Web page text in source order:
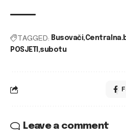
TAGGED: Busovači
POSJETI
subotu
Leave a comment